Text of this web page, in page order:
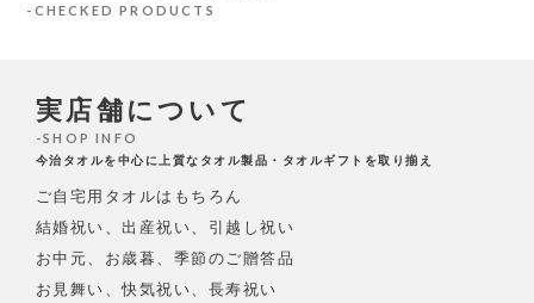
CHECKED PRODUCTS
実店舗について
SHOP INFO
今治タオルを中心に上質なタオル製品・タオルギフトを取り揃え
ご自宅用タオルはもちろん
結婚祝い、出産祝い、引越し祝い
お中元、お歳暮、季節のご贈答品
お見舞い、快気祝い、長寿祝い